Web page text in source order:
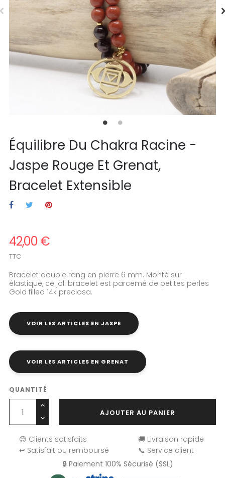
Équilibre Du Chakra Racine -
Jaspe Rouge Et Grenat,
Bracelet Extensible
42,00 €
TTC
Bracelet double rang en pierre 6 mm. Monté sur
élastique, ce joli bracelet est parcemé de petites perles
Gold filled 14k preciosa.
VOIR LES ARTICLES EN JASPE
VOIR LES ARTICLES EN GRENAT
QUANTITÉ
AJOUTER AU PANIER
😊 Clients satisfaits
🚚 Livraison rapide
↩️ Satisfait ou remboursé
📞 Service client
🔒 Paiement 100% Sécurisé (SSL)